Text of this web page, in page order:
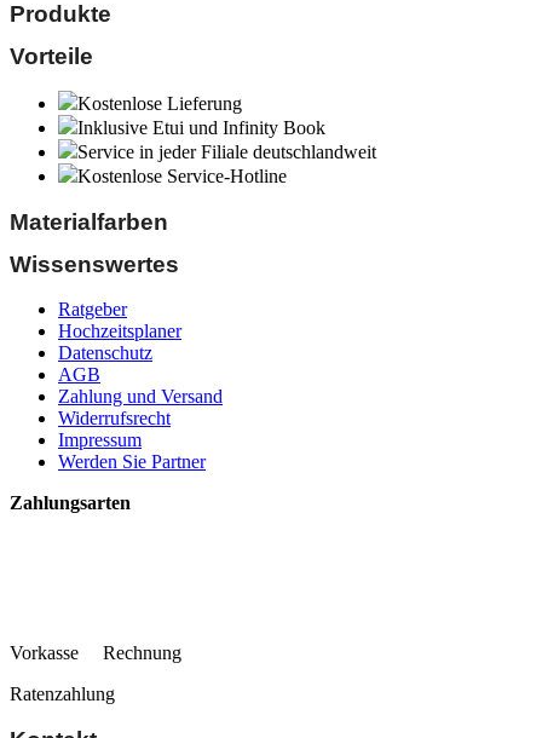
Produkte
Vorteile
Kostenlose Lieferung
Inklusive Etui und Infinity Book
Service in jeder Filiale deutschlandweit
Kostenlose Service-Hotline
Materialfarben
Wissenswertes
Ratgeber
Hochzeitsplaner
Datenschutz
AGB
Zahlung und Versand
Widerrufsrecht
Impressum
Werden Sie Partner
Zahlungsarten
Vorkasse Rechnung
Ratenzahlung